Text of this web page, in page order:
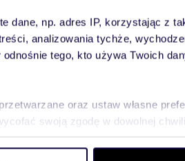
dane, np. adres IP, korzystając z
analizowania tychże,
tego, kto używa Twoich
oraz ustaw własne
swoją zgodę w dowolnej chwili.
w bloku z 2008 roku
dzięki czemu świetnie